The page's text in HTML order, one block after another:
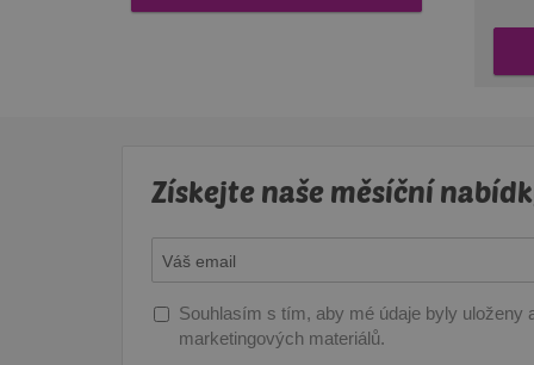
Získejte naše měsíční
Souhlasím s tím, aby mé údaje byly uloženy
marketingových materiálů.test_cookie